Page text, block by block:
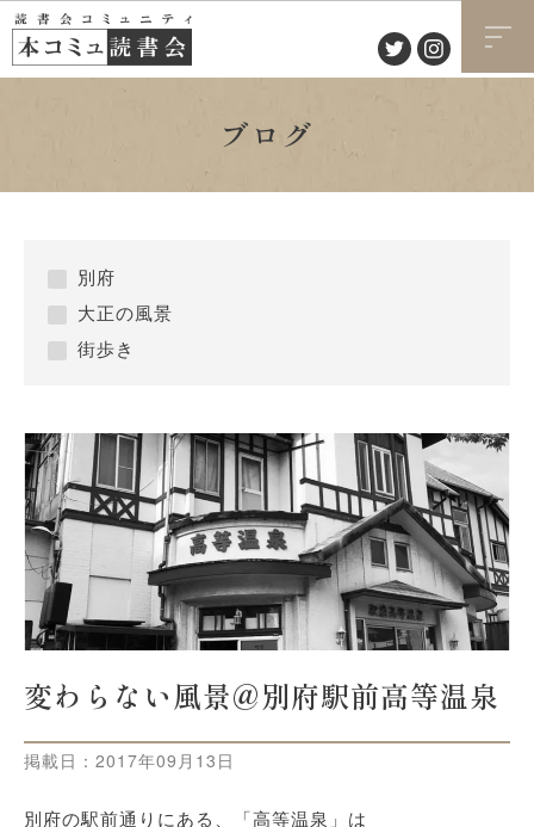
ブログ
変わらない風景@別府駅前高等温泉
掲載日： 2017年09月13日
別府の駅前通りにある、「高等温泉」は
別府
大正の風景
街歩き